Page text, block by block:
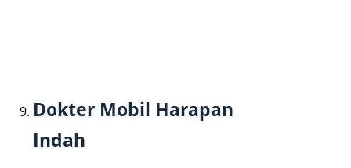
Dokter Mobil Harapan
Indah